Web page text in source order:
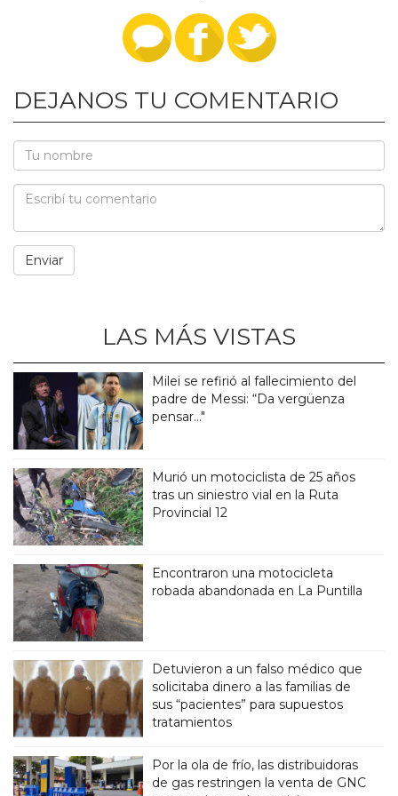
DEJANOS TU COMENTARIO
LAS MÁS VISTAS
Milei se refirió al fallecimiento del
padre de Messi: “Da vergüenza
pensar..."
Murió un motociclista de 25 años
tras un siniestro vial en la Ruta
Provincial 12
Encontraron una motocicleta
robada abandonada en La Puntilla
Detuvieron a un falso médico que
solicitaba dinero a las familias de
sus “pacientes” para supuestos
tratamientos
Por la ola de frío, las distribuidoras
de gas restringen la venta de GNC